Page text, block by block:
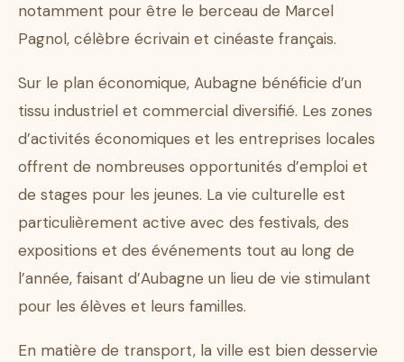
notamment pour être le berceau de Marcel
Pagnol, célèbre écrivain et cinéaste français.
Sur le plan économique, Aubagne bénéficie d’un
tissu industriel et commercial diversifié. Les zones
d’activités économiques et les entreprises locales
offrent de nombreuses opportunités d’emploi et
de stages pour les jeunes. La vie culturelle est
particulièrement active avec des festivals, des
expositions et des événements tout au long de
l’année, faisant d’Aubagne un lieu de vie stimulant
pour les élèves et leurs familles.
En matière de transport, la ville est bien desservie